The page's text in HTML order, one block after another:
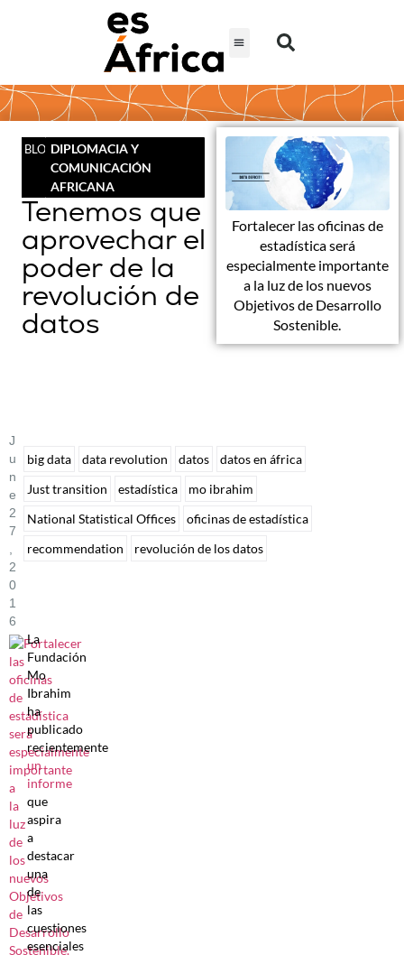
BLOGDIPLOMACIA Y
COMUNICACIÓN
AFRICANA
Tenemos que
aprovechar el
poder de la
revolución de
datos
Fortalecer las oficinas de
estadística será
especialmente importante
a la luz de los nuevos
Objetivos de Desarrollo
Sostenible.
J
U
N
E
2
7
2
0
1
6
La
Fundación
Mo
Ibrahim
ha
publicado
recientemente
un
informe
que
aspira
a
destacar
una
de
las
cuestiones
esenciales
big data data revolution datos
datos en áfrica
Just transition
estadística
mo ibrahim
National Statistical Offices
oficinas de estadística
recommendation
revolución de los datos